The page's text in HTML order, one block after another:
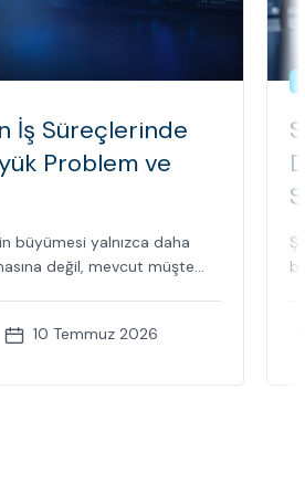
İş Süreçlerinde
Problem ve
büyümesi yalnızca daha
değil, mevcut müşte...
10 Temmuz 2026